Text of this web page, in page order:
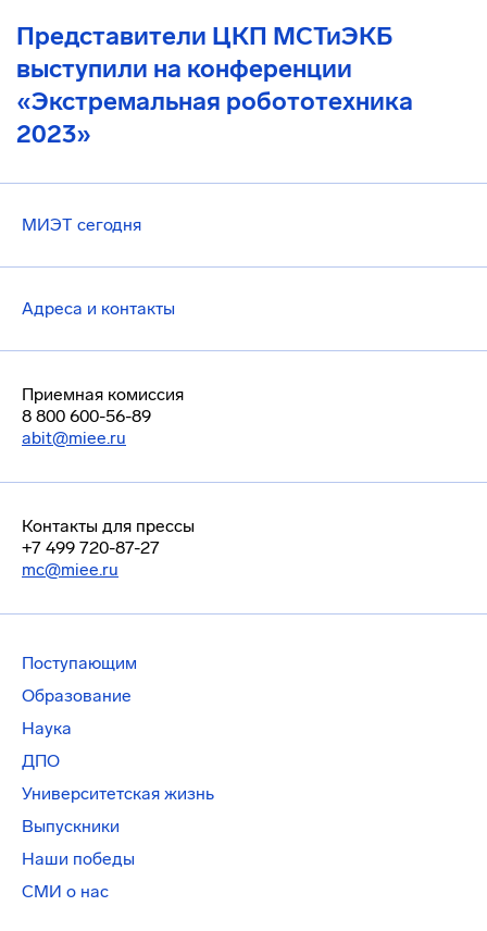
Представители ЦКП МСТиЭКБ
выступили на конференции
«Экстремальная робототехника
2023»
МИЭТ сегодня
Адреса и контакты
Приемная комиссия
8 800 600-56-89
abit@miee.ru
Контакты для прессы
+7 499 720-87-27
mc@miee.ru
Поступающим
Образование
Наука
ДПО
Университетская жизнь
Выпускники
Наши победы
СМИ о нас